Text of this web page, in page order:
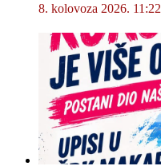
8. kolovoza 2026. 11:22